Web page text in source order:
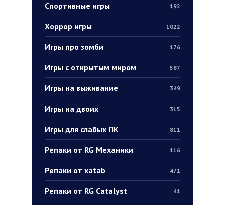
Спортивные игры 192
Хоррор игры 1022
Игры про зомби 176
Игры с открытым миром 587
Игры на выживание 349
Игры на двоих 315
Игры для слабых ПК 811
Репаки от RG Механики 116
Репаки от xatab 471
Репаки от RG Catalyst 41